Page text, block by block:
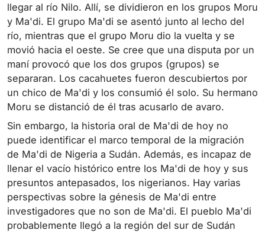
llegar al río Nilo. Allí, se dividieron en los grupos Moru
y Ma'di. El grupo Ma'di se asentó junto al lecho del
río, mientras que el grupo Moru dio la vuelta y se
movió hacia el oeste. Se cree que una disputa por un
maní provocó que los dos grupos (grupos) se
separaran. Los cacahuetes fueron descubiertos por
un chico de Ma'di y los consumió él solo. Su hermano
Moru se distanció de él tras acusarlo de avaro.
Sin embargo, la historia oral de Ma'di de hoy no
puede identificar el marco temporal de la migración
de Ma'di de Nigeria a Sudán. Además, es incapaz de
llenar el vacío histórico entre los Ma'di de hoy y sus
presuntos antepasados, los nigerianos. Hay varias
perspectivas sobre la génesis de Ma'di entre
investigadores que no son de Ma'di. El pueblo Ma'di
probablemente llegó a la región del sur de Sudán